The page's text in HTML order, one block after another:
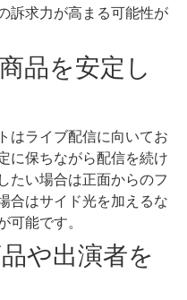
訴求力が高まる可能性が
品を安定し
はライブ配信に向いてお
に保ちながら配信を続け
たい場合は正面からのフ
合はサイド光を加えるな
可能です。
や出演者を